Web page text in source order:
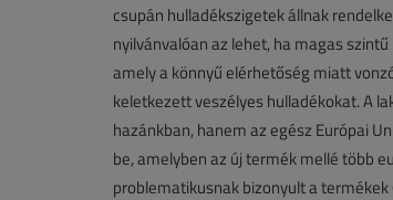
csupán hulladékszigetek állnak
nyilvánvalóan az lehet, ha magas
amely a könnyű elérhetőség miatt
keletkezett veszélyes hulladékokat. A
hazánkban, hanem az egész Európai
be, amelyben az új termék mellé több
problematikusnak bizonyult a